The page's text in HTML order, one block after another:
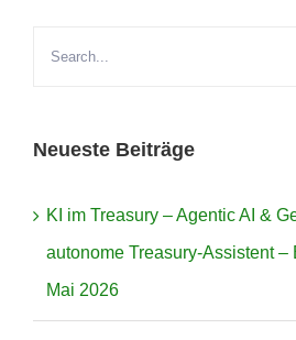
Neueste Beiträge
KI im Treasury – Agentic AI &
autonome Treasury-Assistent –
Mai 2026